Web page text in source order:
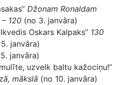
Džonam Ronaldam
120 (no 3. janvāra)
Oskars Kalpaks” 130
janvāra)
janvāra)
uzvelk baltu kažociņu!”
mākslā (no 10. janvāra)